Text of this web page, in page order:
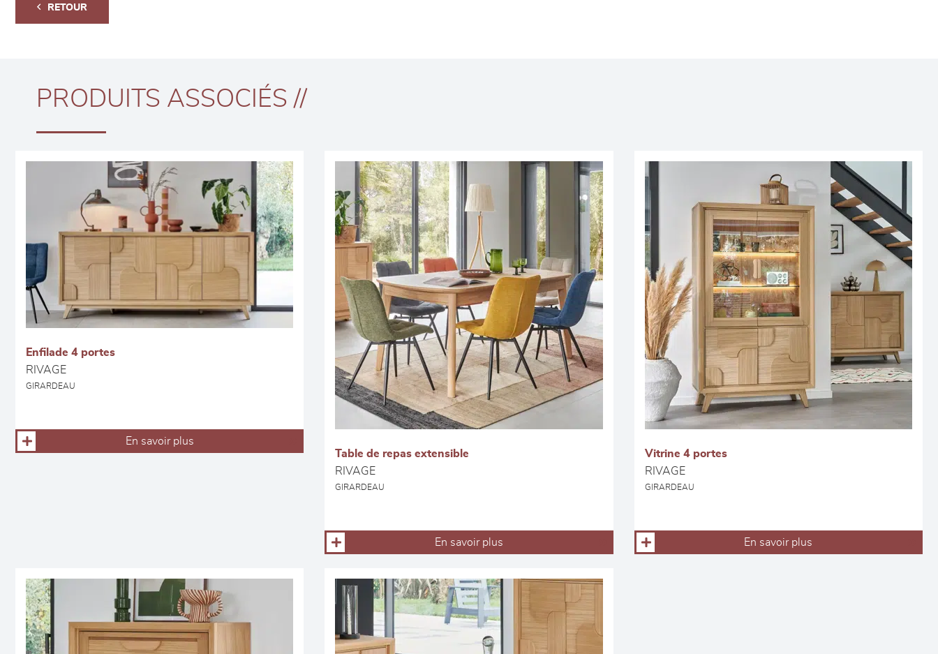
RETOUR
PRODUITS ASSOCIÉS //
Enfilade 4 portes
RIVAGE
GIRARDEAU
En savoir plus
Table de repas extensible
RIVAGE
GIRARDEAU
En savoir plus
Vitrine 4 portes
RIVAGE
GIRARDEAU
En savoir plus